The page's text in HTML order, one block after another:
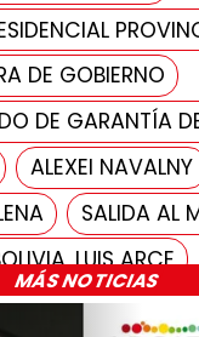
MÁS NOTICIAS
DE GOBIERNO
DE GARANTÍA
ALEXEI NAVALNY
SALIDA AL
LUIS ARCE